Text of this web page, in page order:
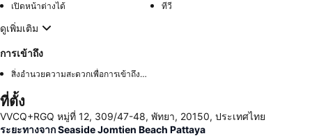
เปิดหน้าต่างได้ ทีวี
ดูเพิ่มเติม
การเข้าถึง
สิ่งอำนวยความสะดวกเพื่อการเข้าถึงในห้องพัก
ที่ตั้ง
VVCQ+RGQ หมู่ที่ 12, 309/47-48, พัทยา, 20150, ประเทศไทย
ระยะทางจาก Seaside Jomtien Beach Pattaya